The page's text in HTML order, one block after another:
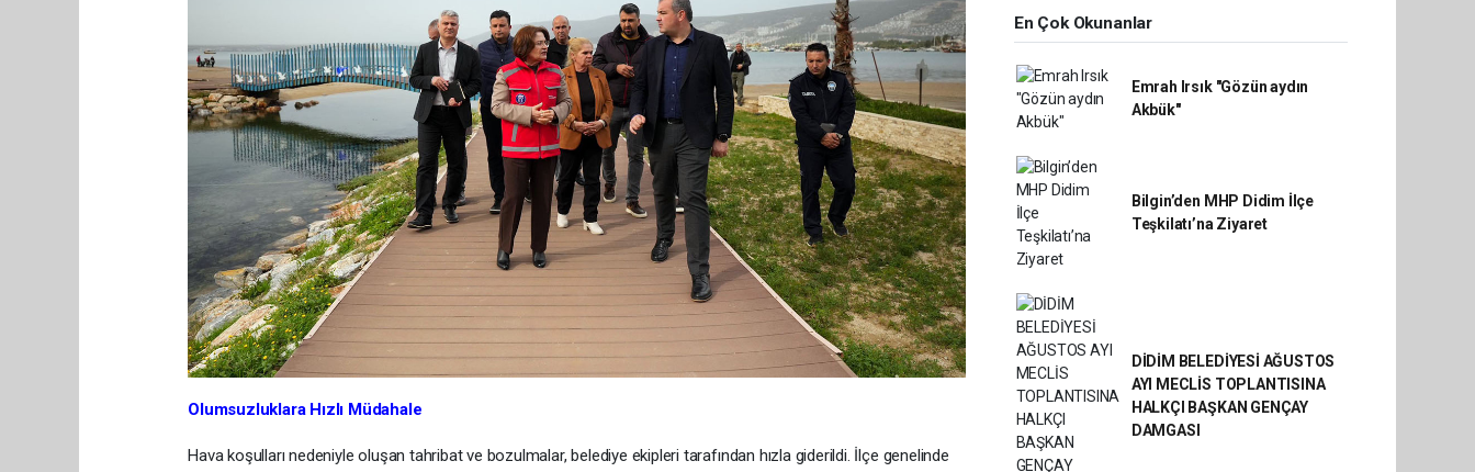
Olumsuzluklara Hızlı Müdahale
Hava koşulları nedeniyle oluşan tahribat ve bozulmalar, belediye ekipleri tarafından hızla giderildi. İlçe genelinde
En Çok Okunanlar
Emrah Irsık "Gözün aydın
Akbük"
Bilgin’den MHP Didim İlçe
Teşkilatı’na Ziyaret
DİDİM BELEDİYESİ AĞUSTOS
AYI MECLİS TOPLANTISINA
HALKÇI BAŞKAN GENÇAY
DAMGASI